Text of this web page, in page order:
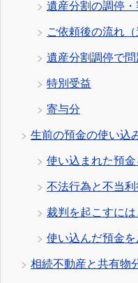
遺産分割の調停・
ご依頼後の流れ（
遺産分割調停で
特別受益
寄与分
生前の預金の使い込
使い込まれた預
不法行為と不当
裁判を起こすに
使い込んだ預金
相続不動産と共有物